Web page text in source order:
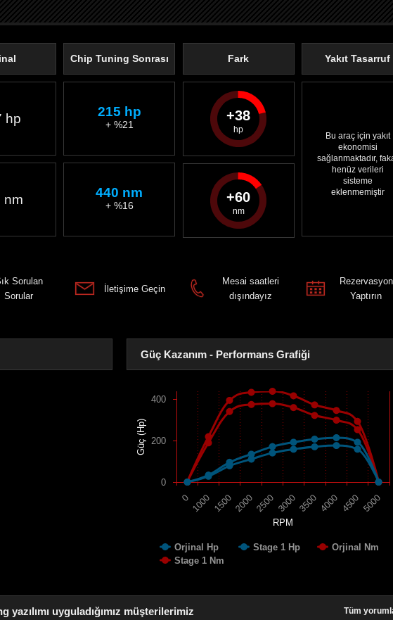
hp
nm
Chip Tuning Sonrası
215 hp
+ %21
440 nm
+ %16
Fark
38
60
Yakıt Tasarruf
Bu araç için yakıt
ekonomisi
sağlanmaktadır,
henüz verileri
sisteme
eklenmemiştir
Sorulan
Sorular
İletişime Geçin
Mesai saatleri
dışındayız
Rezervasyon
Yaptırın
Güç Kazanım - Performans Grafiği
RPM
Güç (Hp)
Orjinal Hp Stage 1 Hp
Orjinal Nm
Stage 1 Nm
0 1000 150020002500 30003500 4000 4500 5000
0
200
400
uyguladığımız müşterilerimiz Tüm